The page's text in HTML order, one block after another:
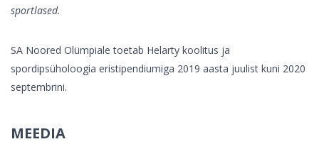
sportlased.
SA Noored Olümpiale toetab Helarty koolitus ja
spordipsüholoogia eristipendiumiga 2019 aasta juulist kuni 2020
septembrini.
MEEDIA